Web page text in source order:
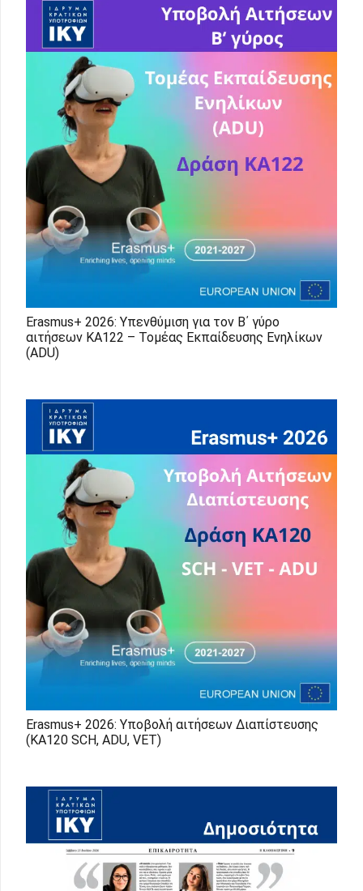
Erasmus+ 2026: Υπενθύμιση για τον Β΄ γύρο
αιτήσεων ΚΑ122 – Τομέας Εκπαίδευσης Ενηλίκων
(ADU)
Erasmus+ 2026: Υποβολή αιτήσεων Διαπίστευσης
(ΚΑ120 SCH, ADU, VET)